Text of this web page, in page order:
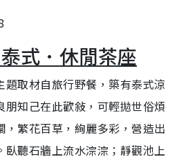
式．休閒茶座
題取材自旅行野餐，築有泰式涼
朋知己在此歡敍，可輕拋世俗煩
，繁花百草，絢麗多彩，營造出
聽石牆上流水淙淙；靜觀池上